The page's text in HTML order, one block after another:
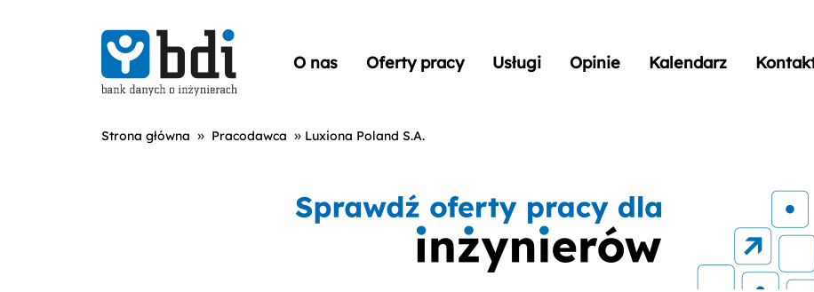
O nas Oferty pracy Usługi Opinie Kalendarz
Strona główna » Pracodawca » Luxiona Poland S.A.